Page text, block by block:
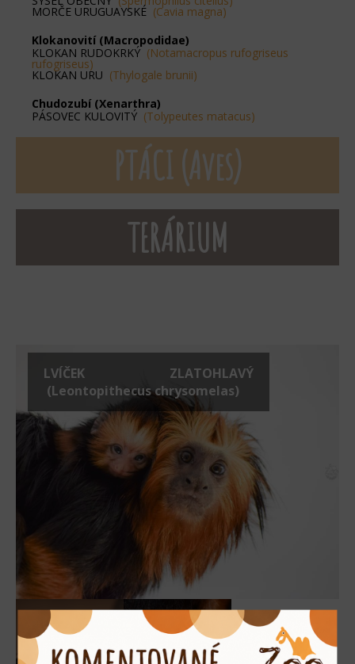
MORČE URUGUAYSKÉ (Cavia magna)
Klokanovití (Macropodidae)
KLOKAN RUDOKRKÝ (Notamacropus rufogriseus
rufogriseus)
KLOKAN URU (Thylogale brunii)
Chudozubí (Xenarthra)
PÁSOVEC KULOVITÝ (Tolypeutes matacus)
PTÁCI (Aves)
TERÁRIUM
LVÍČEK ZLATOHLAVÝ
(Leontopithecus chrysomelas)